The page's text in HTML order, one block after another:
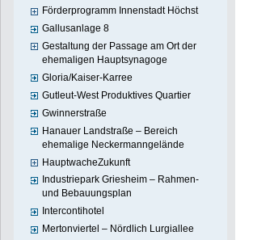
Förderprogramm Innenstadt Höchst
Gallusanlage 8
Gestaltung der Passage am Ort der
ehemaligen Hauptsynagoge
Gloria/Kaiser-Karree
Gutleut-West Produktives Quartier
Gwinnerstraße
Hanauer Landstraße – Bereich
ehemalige Neckermanngelände
HauptwacheZukunft
Industriepark Griesheim – Rahmen-
und Bebauungsplan
Intercontihotel
Mertonviertel – Nördlich Lurgiallee